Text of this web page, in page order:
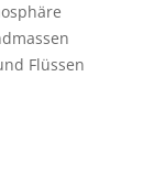
Flüssen